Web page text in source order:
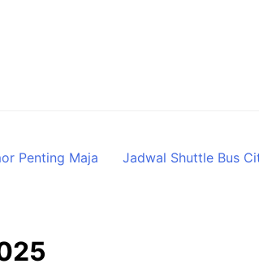
Penting Maja
Jadwal Shuttle Bus